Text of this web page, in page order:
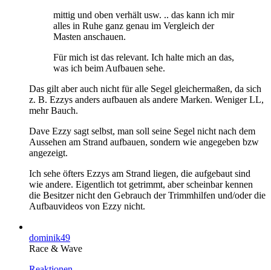
mittig und oben verhält usw. .. das kann ich mir
alles in Ruhe ganz genau im Vergleich der
Masten anschauen.
Für mich ist das relevant. Ich halte mich an das,
was ich beim Aufbauen sehe.
Das gilt aber auch nicht für alle Segel gleichermaßen, da sich
z. B. Ezzys anders aufbauen als andere Marken. Weniger LL,
mehr Bauch.
Dave Ezzy sagt selbst, man soll seine Segel nicht nach dem
Aussehen am Strand aufbauen, sondern wie angegeben bzw
angezeigt.
Ich sehe öfters Ezzys am Strand liegen, die aufgebaut sind
wie andere. Eigentlich tot getrimmt, aber scheinbar kennen
die Besitzer nicht den Gebrauch der Trimmhilfen und/oder die
Aufbauvideos von Ezzy nicht.
dominik49
Race & Wave